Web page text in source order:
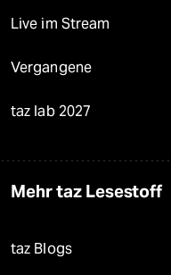
Live im Stream
Vergangene
taz lab 2027
Mehr taz Lesestoff
taz Blogs